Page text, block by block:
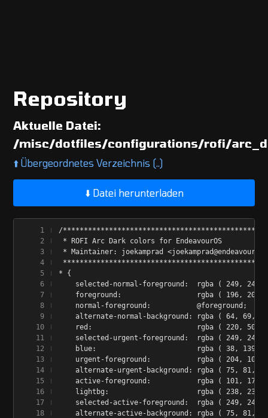
Repository
Aktuelle Datei:
/misc/dotfiles/configurations/rofi/
⬆️ Übergeordnetes Verzeichnis (..)
⬇️ Datei herunterladen
/
* ROFI Arc Dark colors for EndeavourOS
* Maintainer: joekamprad
* {
selected-normal-foreground:  rgba ( 249, 249,
foreground:                  rgba ( 196, 203,
    normal-foreground:           @foreground;
alternate-normal-background: rgba ( 64, 69,
red:                         rgba ( 220, 50,
selected-urgent-foreground:  rgba ( 249, 249,
blue:                        rgba ( 38, 139,
urgent-foreground:           rgba ( 204, 102,
alternate-urgent-background: rgba ( 75, 81,
active-foreground:           rgba ( 101, 172,
lightbg:                     rgba ( 238, 232,
selected-active-foreground:  rgba ( 249, 249,
alternate-active-background: rgba ( 75, 81,